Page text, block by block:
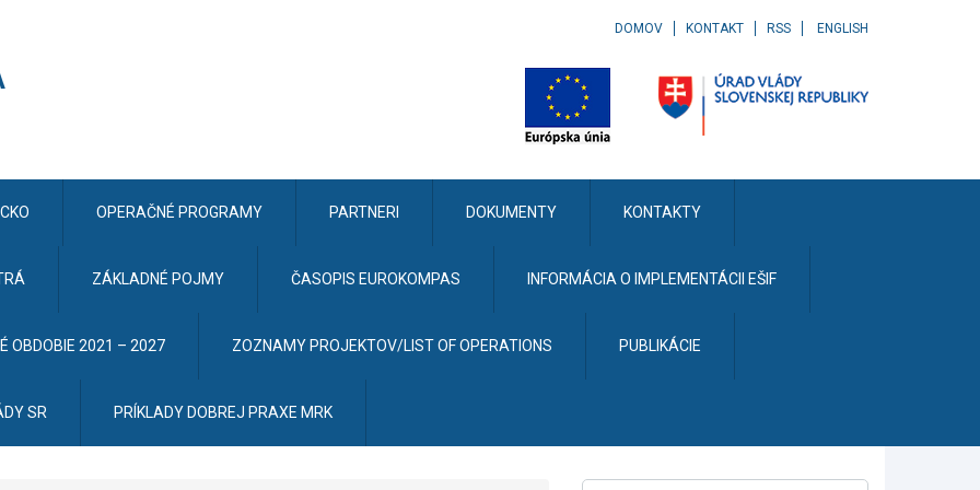
DOMOV KONTAKT RSS ENGLISH
CKO OPERAČNÉ PROGRAMY PARTNERI DOKUMENTY KONTAKTY
ZÁKLADNÉ POJMY ČASOPIS EUROKOMPAS INFORMÁCIA O IMPLEMENTÁCII EŠIF
OBDOBIE 2021 – 2027 ZOZNAMY PROJEKTOV/LIST OF OPERATIONS PUBLIKÁCIE
SR PRÍKLADY DOBREJ PRAXE MRK